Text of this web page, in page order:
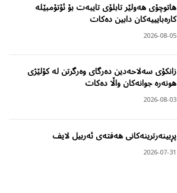
هاتوچۆی هەولێر تابلۆی تایبەت بۆ ئۆتۆمبێلە
کارەبایییەکان دابین دەکات
2026-08-05
زانکۆی سەلاحەدین دەرگای وەرگرتن لە کۆلێژی
هونەرە جوانەکان واڵا دەکات
2026-08-03
پڕبینەرترینەکانی هەفتەی ئەربیل لایف
2026-07-31